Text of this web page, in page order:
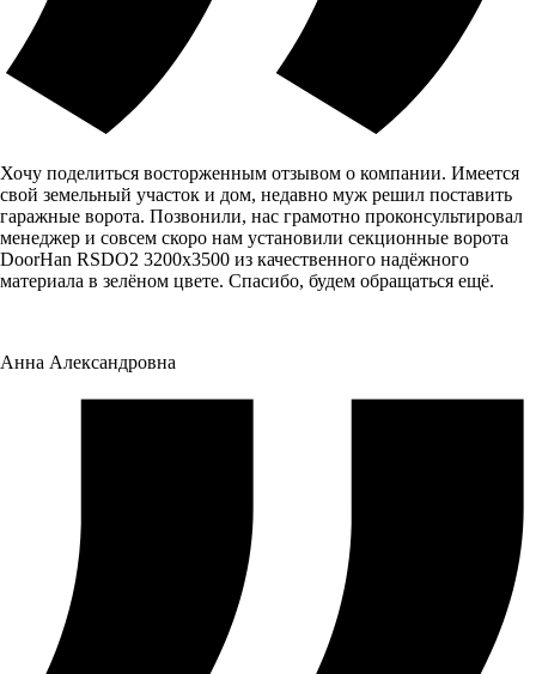
Хочу поделиться восторженным отзывом о компании. Имеется
свой земельный участок и дом, недавно муж решил поставить
гаражные ворота. Позвонили, нас грамотно проконсультировал
менеджер и совсем скоро нам установили секционные ворота
DoorHan RSDO2 3200x3500 из качественного надёжного
материала в зелёном цвете. Спасибо, будем обращаться ещё.
Анна Александровна